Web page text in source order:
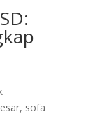
sofa